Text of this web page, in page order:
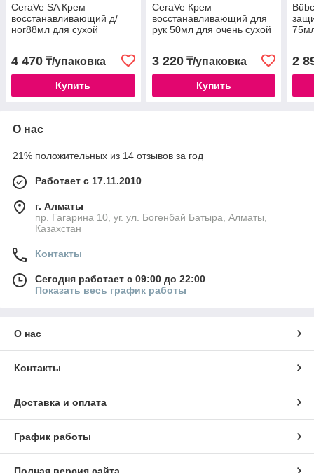
CeraVe SA Крем
восстанавливающий д/
ног88мл для сухой
4 470 ₸/упаковка
Купить
CeraVe Крем
восстанавливающий для
рук 50мл для очень сухой
3 220₸/упаковка
Купить
2
О нас
21% положительных из 14 отзывов за год
Работает с 17.11.2010
г. Алматы
пр. Гагарина 10, уг. ул. Богенбай Батыра, Алматы,
Казахстан
Контакты
Сегодня работает с 09:00 до 22:00
Показать весь график работы
О нас
Контакты
Доставка и оплата
График работы
Полная версия сайта